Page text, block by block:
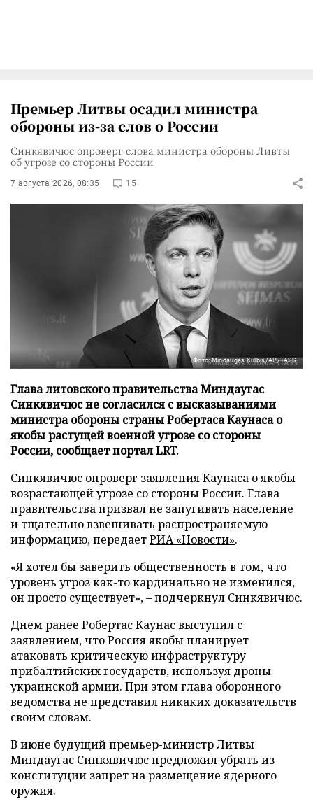
Премьер Литвы осадил министра
обороны из-за слов о России
Синкявичюс опроверг слова министра обороны Ливты
об угрозе со стороны России
7 августа 2026, 08:35 15
Фото: Mindaugas Kulbis/AP/TASS
Глава литовского правительства Миндаугас
Синкявичюс не согласился с высказываниями
министра обороны страны Робертаса Каунаса о
якобы растущей военной угрозе со стороны
России, сообщает портал LRT.
Синкявичюс опроверг заявления Каунаса о якобы
возрастающей угрозе со стороны России. Глава
правительства призвал не запугивать население
и тщательно взвешивать распространяемую
информацию, передаетРИА «Новости».
«Я хотел бы заверить общественность в том, что
уровень угроз как-то кардинально не изменился,
он просто существует», – подчеркнул Синкявичюс.
Днем ранее Робертас Каунас выступил с
заявлением, что Россия якобы планирует
атаковать критическую инфраструктуру
прибалтийских государств, используя дроны
украинской армии. При этом глава оборонного
ведомства не представил никаких доказательств
своим словам.
В июне будущий премьер-министр Литвы
Миндаугас Синкявичюспредложилубрать из
конституции запрет на размещение ядерного
оружия.